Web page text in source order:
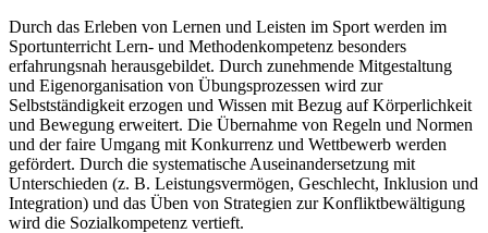
Durch das Erleben von Lernen und Leisten im Sport werden im
Sportunterricht Lern- und Methodenkompetenz besonders
erfahrungsnah herausgebildet. Durch zunehmende Mitgestaltung
und Eigenorganisation von Übungsprozessen wird zur
Selbstständigkeit erzogen und Wissen mit Bezug auf Körperlichkeit
und Bewegung erweitert. Die Übernahme von Regeln und Normen
und der faire Umgang mit Konkurrenz und Wettbewerb werden
gefördert. Durch die systematische Auseinandersetzung mit
Unterschieden (z. B. Leistungsvermögen, Geschlecht, Inklusion und
Integration) und das Üben von Strategien zur Konfliktbewältigung
wird die Sozialkompetenz vertieft.